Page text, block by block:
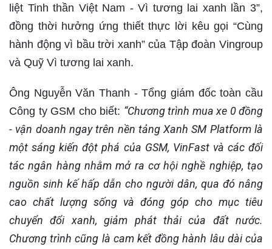
liệt Tinh thần Việt Nam - Vì tương lai xanh lần 3”,
đồng thời hưởng ứng thiết thực lời kêu gọi “Cùng
hành động vì bầu trời xanh” của Tập đoàn Vingroup
và Quỹ Vì tương lai xanh.
Ông Nguyễn Văn Thanh - Tổng giám đốc toàn cầu
Công ty GSM cho biết: “Chương trình mua xe 0 đồng
- vận doanh ngay trên nền tảng Xanh SM Platform là
một sáng kiến đột phá của GSM, VinFast và các đối
tác ngân hàng nhằm mở ra cơ hội nghề nghiệp, tạo
nguồn sinh kế hấp dẫn cho người dân, qua đó nâng
cao chất lượng sống và đóng góp cho mục tiêu
chuyển đổi xanh, giảm phát thải của đất nước.
Chương trình cũng là cam kết đồng hành lâu dài của